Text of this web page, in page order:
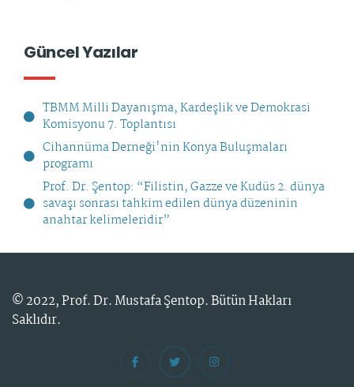
Güncel Yazılar
TBMM Milli Dayanışma, Kardeşlik ve Demokrasi
Komisyonu 7. Toplantısı
Cihannüma Derneği'nin Konya Buluşmaları
programı
Prof. Dr. Şentop: “Filistin, Gazze ve Kudüs 2. dünya
savaşı sonrası tahkim edilen dünya düzeninin
anahtar kelimeleridir”
© 2022,Prof. Dr. Mustafa Şentop. Bütün Hakları
Saklıdır.